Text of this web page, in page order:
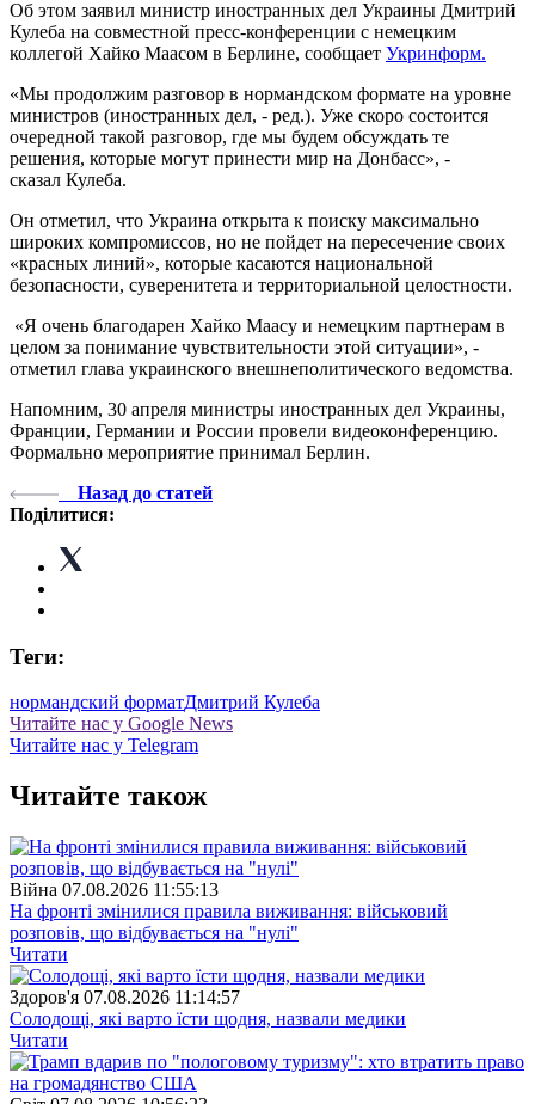
Об этом заявил министр иностранных дел Украины Дмитрий
Кулеба на совместной пресс-конференции с немецким
коллегой Хайко Маасом в Берлине, сообщает Укринформ.
«Мы продолжим разговор в нормандском формате на уровне
министров (иностранных дел, - ред.). Уже скоро состоится
очередной такой разговор, где мы будем обсуждать те
решения, которые могут принести мир на Донбасс», -
сказал Кулеба.
Он отметил, что Украина открыта к поиску максимально
широких компромиссов, но не пойдет на пересечение своих
«красных линий», которые касаются национальной
безопасности, суверенитета и территориальной целостности.
«Я очень благодарен Хайко Маасу и немецким партнерам в
целом за понимание чувствительности этой ситуации», -
отметил глава украинского внешнеполитического ведомства.
Напомним, 30 апреля министры иностранных дел Украины,
Франции, Германии и России провели видеоконференцию.
Формально мероприятие принимал Берлин.
Назад до статей
Поділитися:
Теги:
нормандский форматДмитрий Кулеба
Читайте нас у Google News
Читайте нас у Telegram
Читайте також
Війна 07.08.2026 11:55:13
На фронті змінилися правила виживання: військовий
розповів, що відбувається на "нулі"
Читати
Здоров'я 07.08.2026 11:14:57
Солодощі, які варто їсти щодня, назвали медики
Читати